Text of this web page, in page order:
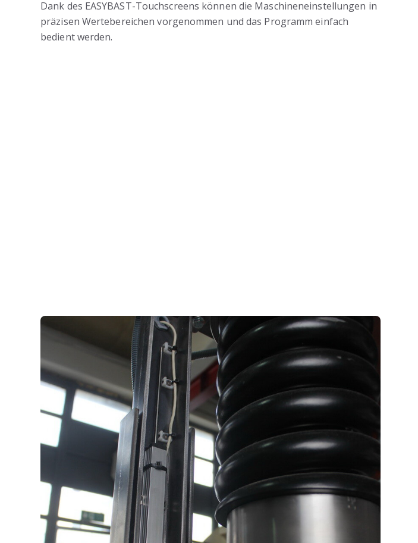
Dank des EASYBAST-Touchscreens können die Maschineneinstellungen in
präzisen Wertebereichen vorgenommen und das Programm einfach
bedient werden.